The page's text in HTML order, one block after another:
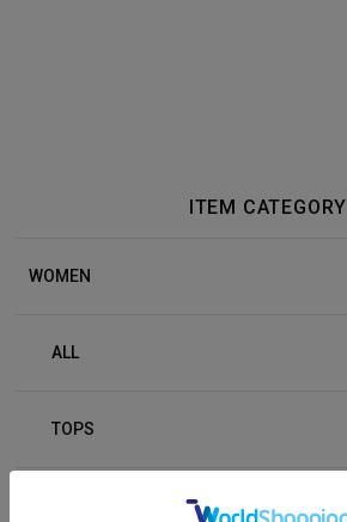
ITEM CATEGORY
WOMEN
ALL
TOPS